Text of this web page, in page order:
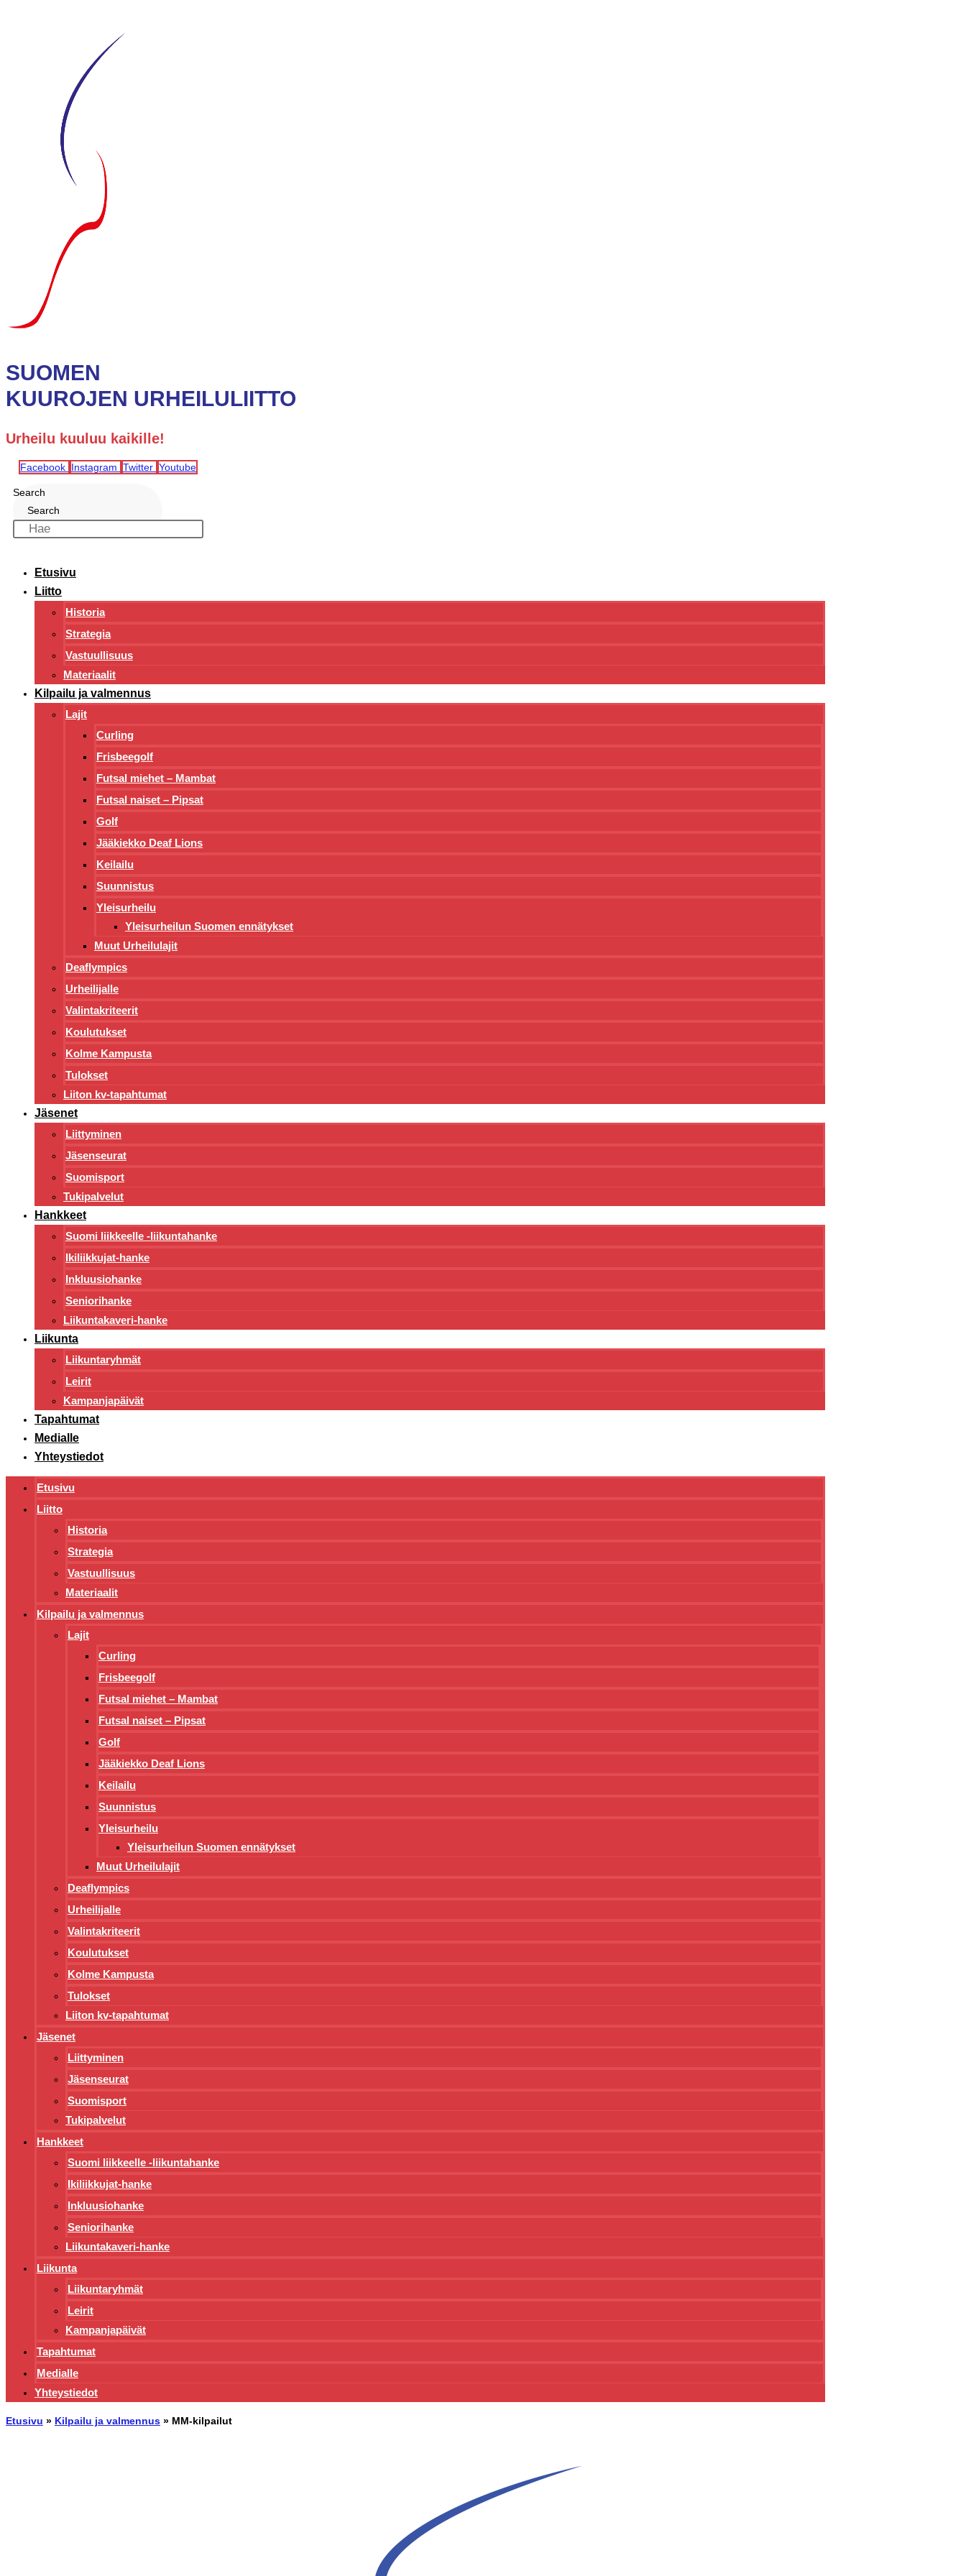
SUOMEN
KUUROJEN URHEILULIITTO
Urheilu kuuluu kaikille!
Facebook Instagram Twitter Youtube
Search
Search
Etusivu
Liitto
Historia
Strategia
Vastuullisuus
Materiaalit
Kilpailu ja valmennus
Lajit
Curling
Frisbeegolf
Futsal miehet – Mambat
Futsal naiset – Pipsat
Golf
Jääkiekko Deaf Lions
Keilailu
Suunnistus
Yleisurheilu
Yleisurheilun Suomen ennätykset
Muut Urheilulajit
Deaflympics
Urheilijalle
Valintakriteerit
Koulutukset
Kolme Kampusta
Tulokset
Liiton kv-tapahtumat
Jäsenet
Liittyminen
Jäsenseurat
Suomisport
Tukipalvelut
Hankkeet
Suomi liikkeelle -liikuntahanke
Ikiliikkujat-hanke
Inkluusiohanke
Seniorihanke
Liikuntakaveri-hanke
Liikunta
Liikuntaryhmät
Leirit
Kampanjapäivät
Tapahtumat
Medialle
Yhteystiedot
Etusivu
Liitto
Historia
Strategia
Vastuullisuus
Materiaalit
Kilpailu ja valmennus
Lajit
Curling
Frisbeegolf
Futsal miehet – Mambat
Futsal naiset – Pipsat
Golf
Jääkiekko Deaf Lions
Keilailu
Suunnistus
Yleisurheilu
Yleisurheilun Suomen ennätykset
Muut Urheilulajit
Deaflympics
Urheilijalle
Valintakriteerit
Koulutukset
Kolme Kampusta
Tulokset
Liiton kv-tapahtumat
Jäsenet
Liittyminen
Jäsenseurat
Suomisport
Tukipalvelut
Hankkeet
Suomi liikkeelle -liikuntahanke
Ikiliikkujat-hanke
Inkluusiohanke
Seniorihanke
Liikuntakaveri-hanke
Liikunta
Liikuntaryhmät
Leirit
Kampanjapäivät
Tapahtumat
Medialle
Yhteystiedot
Etusivu » Kilpailu ja valmennus » MM-kilpailut